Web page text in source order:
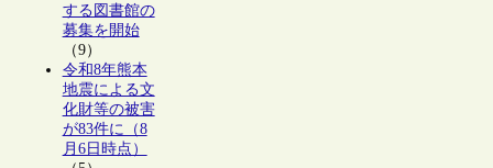
する図書館の
募集を開始
（9）
令和8年熊本
地震による文
化財等の被害
が83件に（8
月6日時点）